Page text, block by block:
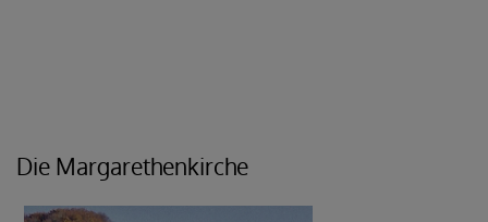
Die Margarethenkirche